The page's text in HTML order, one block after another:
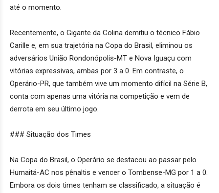
até o momento.
Recentemente, o Gigante da Colina demitiu o técnico Fábio
Carille e, em sua trajetória na Copa do Brasil, eliminou os
adversários União Rondonópolis-MT e Nova Iguaçu com
vitórias expressivas, ambas por 3 a 0. Em contraste, o
Operário-PR, que também vive um momento difícil na Série B,
conta com apenas uma vitória na competição e vem de
derrota em seu último jogo.
### Situação dos Times
Na Copa do Brasil, o Operário se destacou ao passar pelo
Humaitá-AC nos pênaltis e vencer o Tombense-MG por 1 a 0.
Embora os dois times tenham se classificado, a situação é